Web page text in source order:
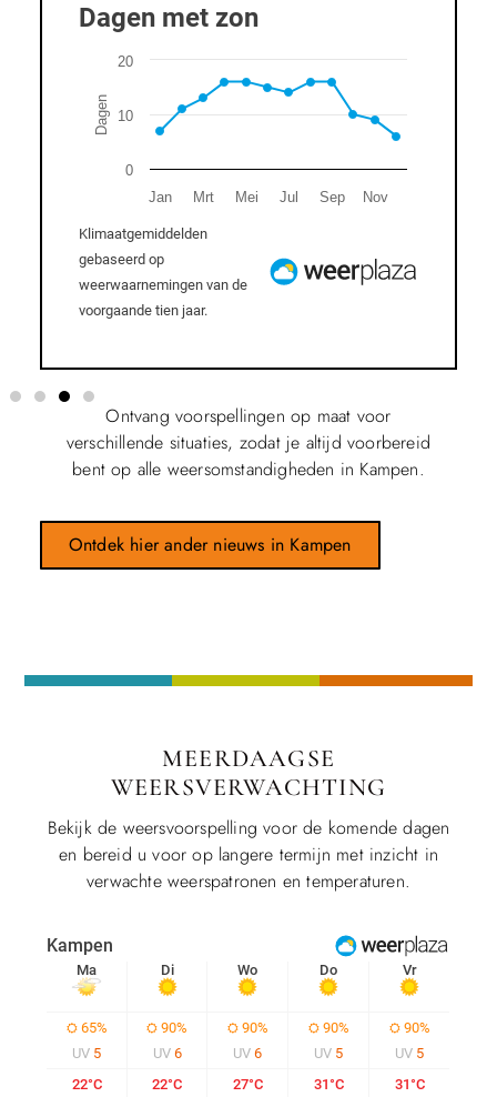
Ontvang voorspellingen op maat voor
verschillende situaties, zodat je altijd voorbereid
bent op alle weersomstandigheden in Kampen.
Ontdek hier ander nieuws in Kampen
MEERDAAGSE
WEERSVERWACHTING
Bekijk de weersvoorspelling voor de komende dagen
en bereid u voor op langere termijn met inzicht in
verwachte weerspatronen en temperaturen.